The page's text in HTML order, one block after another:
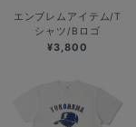
エンブレムアイテム/T
シャツ/Bロゴ
¥3,800